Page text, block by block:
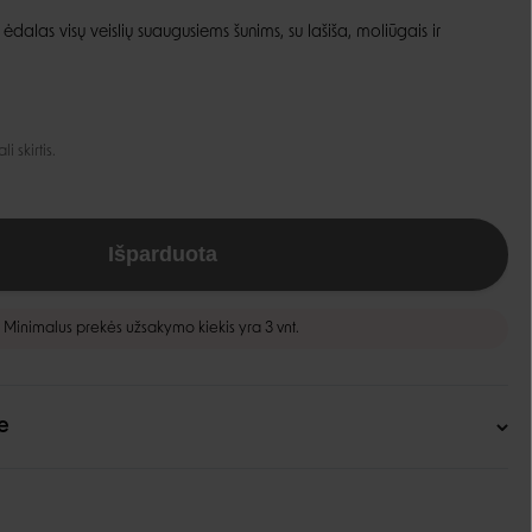
Guoliai ir patiesimai
visų veislių suaugusiems šunims, su lašiša, moliūgais ir
skirtis.
Išparduota
Minimalus prekės užsakymo kiekis yra 3 vnt.